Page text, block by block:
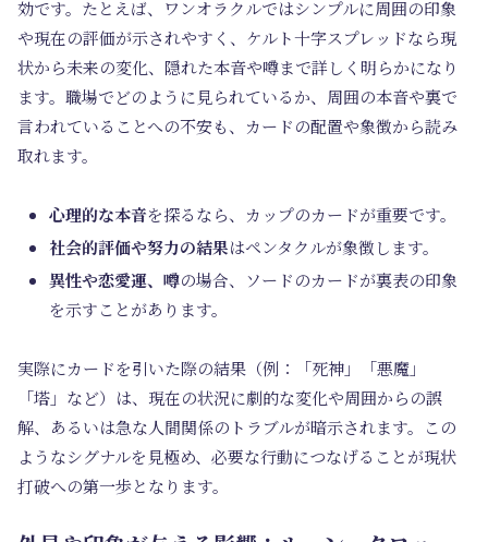
効です。たとえば、ワンオラクルではシンプルに周囲の印象
や現在の評価が示されやすく、ケルト十字スプレッドなら現
状から未来の変化、隠れた本音や噂まで詳しく明らかになり
ます。職場でどのように見られているか、周囲の本音や裏で
言われていることへの不安も、カードの配置や象徴から読み
取れます。
心理的な本音を探るなら、カップのカードが重要です。
社会的評価や努力の結果はペンタクルが象徴します。
異性や恋愛運、噂の場合、ソードのカードが裏表の印象
を示すことがあります。
実際にカードを引いた際の結果（例：「死神」「悪魔」
「塔」など）は、現在の状況に劇的な変化や周囲からの誤
解、あるいは急な人間関係のトラブルが暗示されます。この
ようなシグナルを見極め、必要な行動につなげることが現状
打破への第一歩となります。